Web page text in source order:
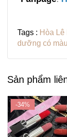
Tags : Hòa
dưỡng có màu
Sản phẩm
-34%